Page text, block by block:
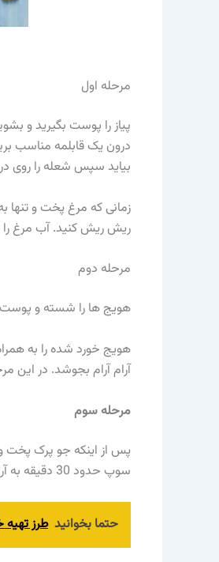
مرحله اول
درون یک قابلمه مناسب
بیاید سپس شعله را روی
ریش ریش کنید. آب مرغ را
مرحله دوم
هویج ها را شسته و پوست
هویج خورد شده را به
آرام آرام بجوشد. در این
مرحله سوم
پس از اینکه جو پرک پخت
سوپ حدود 30 دقیقه به آرامی بجوشد تا شیر کاملا به خورد بقیه مواد برود.
حتما بخوانید طرز تهیه